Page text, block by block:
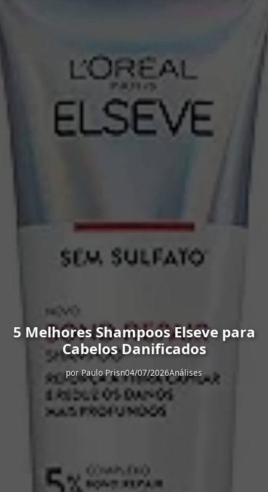
5 Melhores Shampoos Elseve para
Cabelos Danificados
porPaulo Prisn04/07/2026Análises